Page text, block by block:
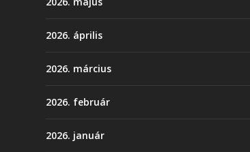
2026. április
2026. március
2026. február
2026. január